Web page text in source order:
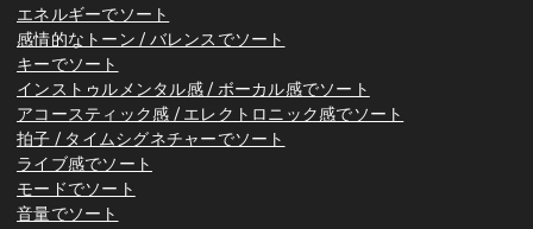
エネルギーでソート
感情的なトーン / バレンスでソート
キーでソート
インストゥルメンタル感 / ボーカル感でソート
アコースティック感 / エレクトロニック感でソート
拍子 / タイムシグネチャーでソート
ライブ感でソート
モードでソート
音量でソート